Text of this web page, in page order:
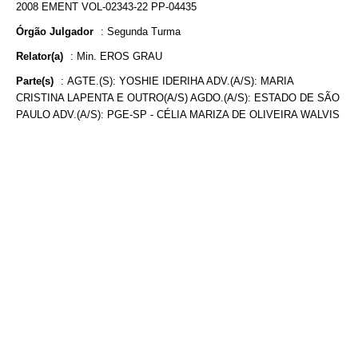
2008 EMENT VOL-02343-22 PP-04435
Órgão Julgador : Segunda Turma
Relator(a) : Min. EROS GRAU
Parte(s) : AGTE.(S): YOSHIE IDERIHA ADV.(A/S): MARIA
CRISTINA LAPENTA E OUTRO(A/S) AGDO.(A/S): ESTADO DE SÃO
PAULO ADV.(A/S): PGE-SP - CÉLIA MARIZA DE OLIVEIRA WALVIS